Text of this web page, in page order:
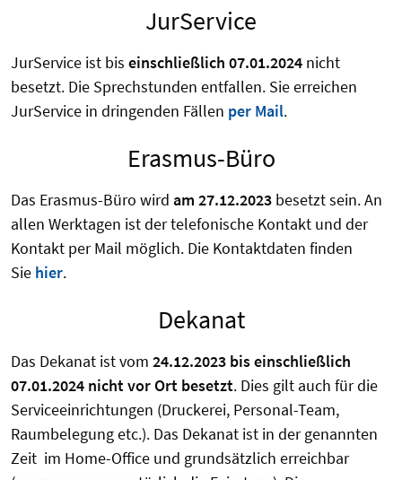
JurService
JurService ist bis einschließlich 07.01.2024 nicht
besetzt. Die Sprechstunden entfallen. Sie erreichen
JurService in dringenden Fällen per Mail.
Erasmus-Büro
Das Erasmus-Büro wird am 27.12.2023 besetzt sein. An
allen Werktagen ist der telefonische Kontakt und der
Kontakt per Mail möglich. Die Kontaktdaten finden
Sie hier.
Dekanat
Das Dekanat ist vom 24.12.2023 bis einschließlich
07.01.2024 nicht vor Ort besetzt. Dies gilt auch für die
Serviceeinrichtungen (Druckerei, Personal-Team,
Raumbelegung etc.). Das Dekanat ist in der genannten
Zeit im Home-Office und grundsätzlich erreichbar